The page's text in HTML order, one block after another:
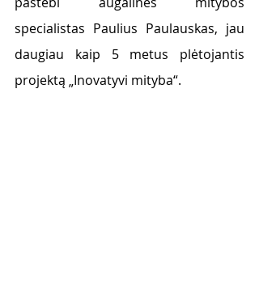
specialistas Paulius Paulauskas, jau
daugiau kaip 5 metus plėtojantis
projektą „Inovatyvi mityba“.